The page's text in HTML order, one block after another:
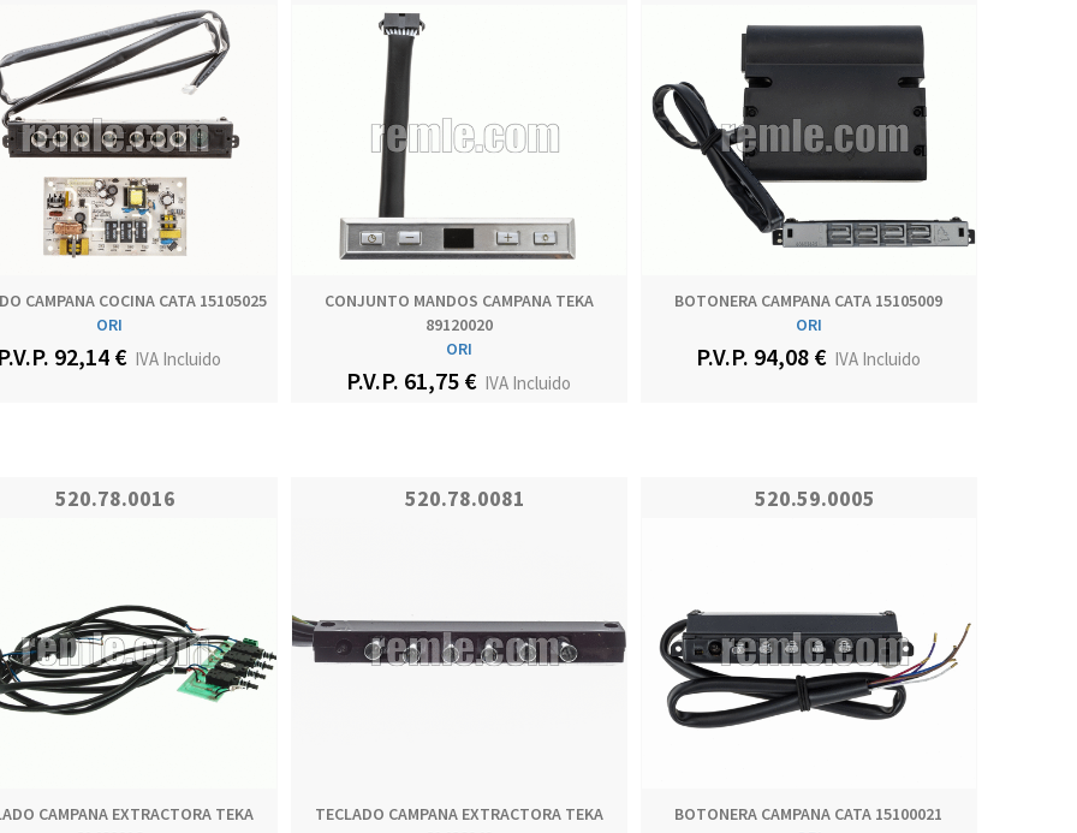
CAMPANA COCINA CATA 15105025
ORI
92,14 € IVA Incluido
CONJUNTO MANDOS CAMPANA TEKA
89120020
ORI
P.V.P. 61,75 € IVA Incluido
BOTONERA CAMPANA CATA 15105009
ORI
P.V.P. 94,08 € IVA Incluido
520.78.0016
CAMPANA EXTRACTORA TEKA
520.78.0081
TECLADO CAMPANA EXTRACTORA TEKA
520.59.0005
BOTONERA CAMPANA CATA 15100021